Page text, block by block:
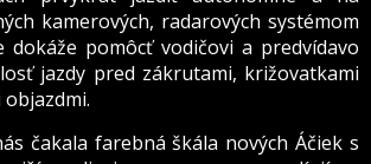
kamerových, radarových systémom
pomôcť vodičovi a predvídavo
jazdy pred zákrutami, križovatkami
čakala farebná škála nových Áčiek s